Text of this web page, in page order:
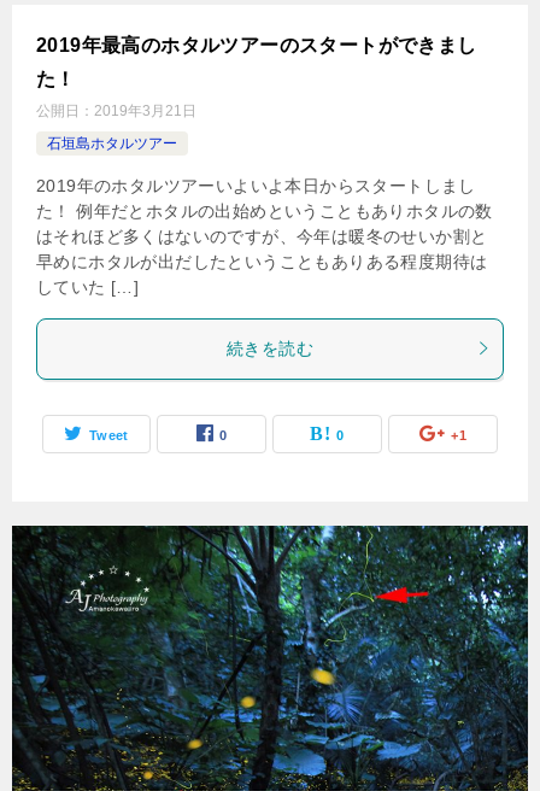
2019年最高のホタルツアーのスタートができまし
た！
公開日： 2019年3月21日
石垣島ホタルツアー
2019年のホタルツアーいよいよ本日からスタートしまし
た！ 例年だとホタルの出始めということもありホタルの数
はそれほど多くはないのですが、今年は暖冬のせいか割と
早めにホタルが出だしたということもありある程度期待は
していた […]
続きを読む
Tweet 0 0 +1